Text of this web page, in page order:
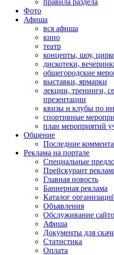
правила раздела
Фото
Афиша
вся афиша
кино
театр
концерты, шоу,
дискотеки,
общегородские
выставки, ярмарки
лекции, тренинги,
презентации
квизы и клубы по
спортивные
план мероприятий
Общение
Последние
Реклама на портале
Специальные
Прейскурант
Главная новость
Баннерная реклама
Каталог
Объявления
Обслуживание
Афиша
Документы для
Статистика
Оплата